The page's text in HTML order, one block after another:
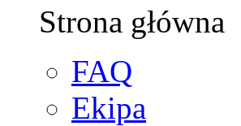
Strona główna
FAQ
Ekipa